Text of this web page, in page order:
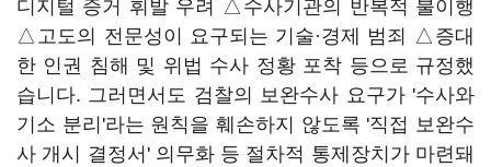
디지털 증거 휘발 우려 △수사기관의 반복적 불이행
△고도의 전문성이 요구되는 기술·경제 범죄 △증대
한 인권 침해 및 위법 수사 정황 포착 등으로 규정했
습니다. 그러면서도 검찰의 보완수사 요구가 '수사와
기소 분리'라는 원칙을 훼손하지 않도록 '직접 보완수
사 개시 결정서' 의무화 등 절차적 통제장치가 마련돼